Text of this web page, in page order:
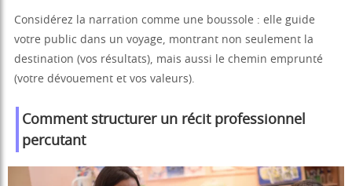
Considérez la narration comme une boussole : elle guide
votre public dans un voyage, montrant non seulement la
destination (vos résultats), mais aussi le chemin emprunté
(votre dévouement et vos valeurs).
Comment structurer un récit professionnel
percutant